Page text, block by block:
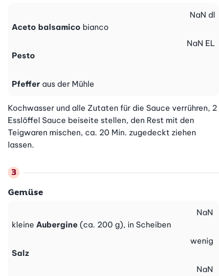
Aceto balsamico bianco
NaN dl
Pesto
NaN EL
Pfeffer aus der Mühle
Kochwasser und alle Zutaten für die Sauce verrühren, 2
Esslöffel Sauce beiseite stellen, den Rest mit den
Teigwaren mischen, ca. 20 Min. zugedeckt ziehen
lassen.
Gemüse
kleine Aubergine (ca. 200 g), in Scheiben
NaN
Salz
wenig
NaN